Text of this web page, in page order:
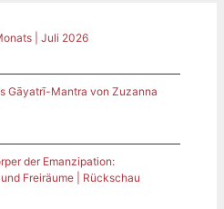
| Juli 2026
Gāyatrī-Mantra von Zuzanna
der Emanzipation:
Freiräume | Rückschau